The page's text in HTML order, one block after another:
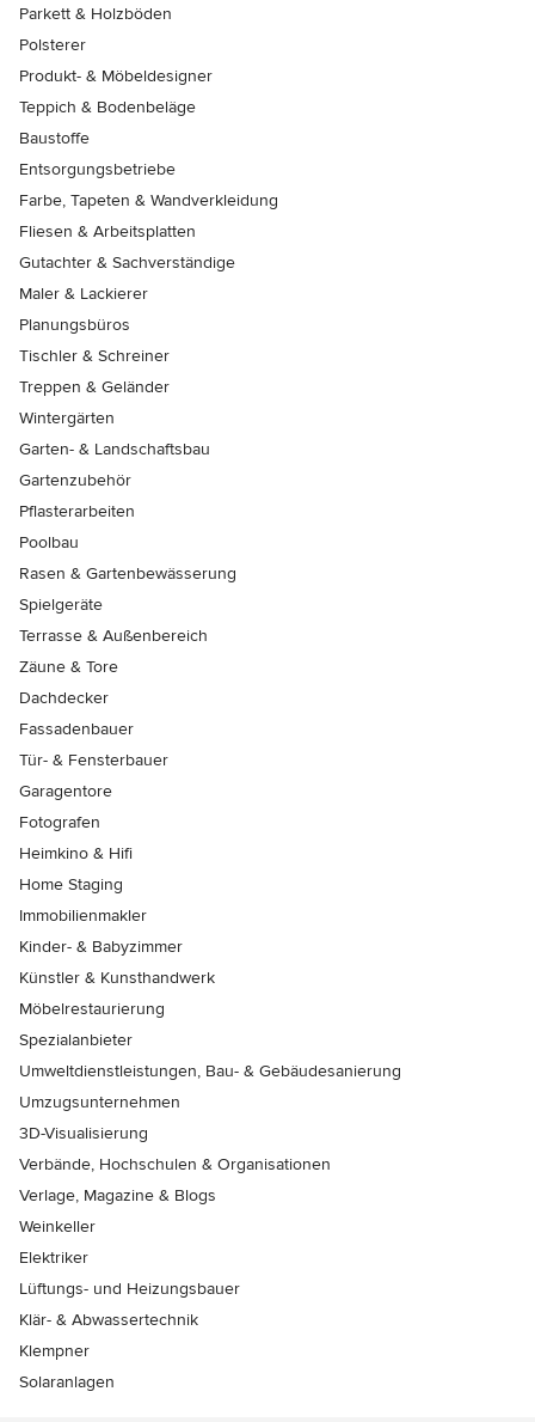
Parkett & Holzböden
Polsterer
Produkt- & Möbeldesigner
Teppich & Bodenbeläge
Baustoffe
Entsorgungsbetriebe
Farbe, Tapeten & Wandverkleidung
Fliesen & Arbeitsplatten
Gutachter & Sachverständige
Maler & Lackierer
Planungsbüros
Tischler & Schreiner
Treppen & Geländer
Wintergärten
Garten- & Landschaftsbau
Gartenzubehör
Pflasterarbeiten
Poolbau
Rasen & Gartenbewässerung
Spielgeräte
Terrasse & Außenbereich
Zäune & Tore
Dachdecker
Fassadenbauer
Tür- & Fensterbauer
Garagentore
Fotografen
Heimkino & Hifi
Home Staging
Immobilienmakler
Kinder- & Babyzimmer
Künstler & Kunsthandwerk
Möbelrestaurierung
Spezialanbieter
Umweltdienstleistungen, Bau- & Gebäudesanierung
Umzugsunternehmen
3D-Visualisierung
Verbände, Hochschulen & Organisationen
Verlage, Magazine & Blogs
Weinkeller
Elektriker
Lüftungs- und Heizungsbauer
Klär- & Abwassertechnik
Klempner
Solaranlagen